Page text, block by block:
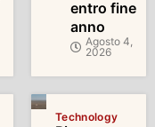
entro fine
anno
Agosto 4,
2026
Technology